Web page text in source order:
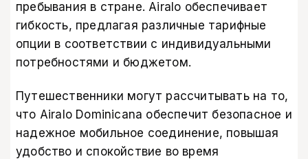
пребывания в стране. Airalo обеспечивает
гибкость, предлагая различные тарифные
опции в соответствии с индивидуальными
потребностями и бюджетом.
Путешественники могут рассчитывать на то,
что Airalo Dominicana обеспечит безопасное и
надежное мобильное соединение, повышая
удобство и спокойствие во время